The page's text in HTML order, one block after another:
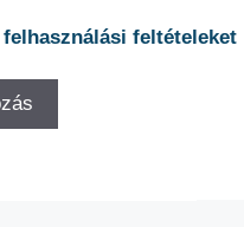
felhasználási feltételeket